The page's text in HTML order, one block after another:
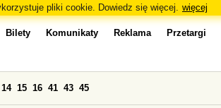
pliki cookie. Dowiedz się więcej. więcej
Bilety Komunikaty Reklama Przetargi
14 15 16 41 43 45